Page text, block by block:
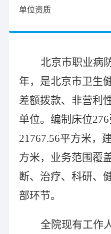
单位资质
北京市职业病
年，是北京市卫生
差额拨款、非营利
单位。编制床位
21767.56平方米，
方米， 业务范围覆
断、治疗、科研、
部环节。
全院现有工作